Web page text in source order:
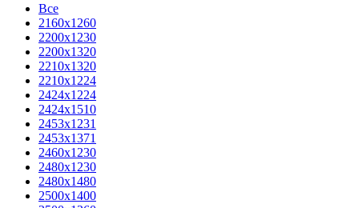
Все
2160х1260
2200х1230
2200х1320
2210x1320
2210х1224
2424х1224
2424х1510
2453х1231
2453х1371
2460х1230
2480х1230
2480х1480
2500x1400